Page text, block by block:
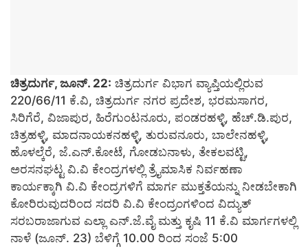
ಚಿತ್ರದುರ್ಗ, ಜೂನ್‌. 22: ಚಿತ್ರದುರ್ಗ ವಿಭಾಗ ವ್ಯಾಪ್ತಿಯಲ್ಲಿರುವ
220/66/11 ಕೆ.ವಿ, ಚಿತ್ರದುರ್ಗ ನಗರ ಪ್ರದೇಶ, ಭರಮಸಾಗರ,
ಸಿರಿಗೆರೆ, ವಿಜಾಪುರ, ಹಿರೆಗುಂಟನೂರು, ಪಂಡರಹಳ್ಳಿ, ಹೆಚ್.ಡಿ.ಪುರ,
ಚಿತ್ರಹಳ್ಳಿ, ಮಾದನಾಯಕನಹಳ್ಳಿ, ತುರುವನೂರು, ಬಾಲೇನಹಳ್ಳಿ,
ಹೊಳಲ್ಕೆರೆ, ಜೆ.ಎನ್.ಕೋಟೆ, ಗೋಡಬನಾಳು, ತೇಕಲವಟ್ಟಿ,
ಅರಸನಘಟ್ಟ ವಿ.ವಿ ಕೇಂದ್ರಗಳಲ್ಲಿ ತ್ರೈಮಾಸಿಕ ನಿರ್ವಹಣಾ
ಕಾರ್ಯಕ್ಕಾಗಿ ವಿ.ವಿ ಕೇಂದ್ರಗಳಿಗೆ ಮಾರ್ಗ ಮುಕ್ತತೆಯನ್ನು ನೀಡಬೇಕಾಗಿ
ಕೋರಿರುವುದರಿಂದ ಸದರಿ ವಿ.ವಿ ಕೇಂದ್ರಂಗಳಿಂದ ವಿದ್ಯುತ್
ಸರಬರಾಜಾಗುವ ಎಲ್ಲಾ ಎನ್.ಜೆ.ವೈ ಮತ್ತು ಕೃಷಿ 11 ಕೆ.ವಿ ಮಾರ್ಗಗಳಲ್ಲಿ
ನಾಳೆ (ಜೂನ್‌. 23) ಬೆಳಿಗ್ಗೆ 10.00 ರಿಂದ ಸಂಜೆ 5:00